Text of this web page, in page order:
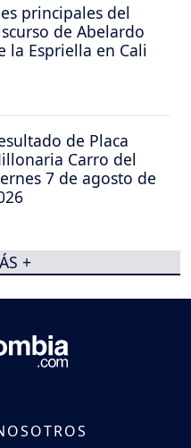
principales del
de Abelardo
la Espriella en Cali
de Placa
Carro del
7 de agosto de
+